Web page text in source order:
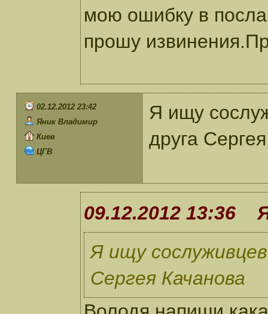
мою ошибку в
прошу
02.12.2012 23:42
Яник Владимир
Киев
ЦГВ
Я ищу
друга
09.12.2012 13:36
Я ищу
Сергея Качанова